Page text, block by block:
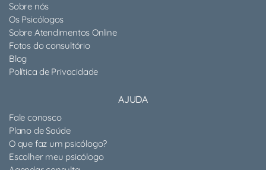
Sobre nós
Os Psicólogos
Sobre Atendimentos Online
Fotos do consultório
Blog
Política de Privacidade
AJUDA
Fale conosco
Plano de Saúde
O que faz um psicólogo?
Escolher meu psicólogo